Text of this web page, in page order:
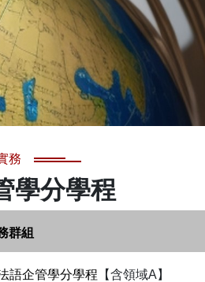
務
學分學程
群組
語企管學分學程 【含領域A】